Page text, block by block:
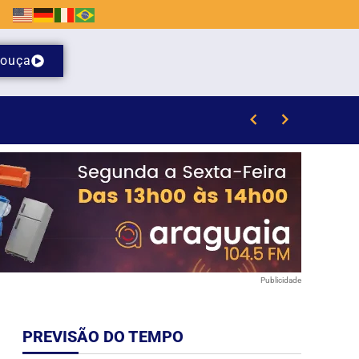
ouça
em Içara (SC)
Publicidade
PREVISÃO DO TEMPO